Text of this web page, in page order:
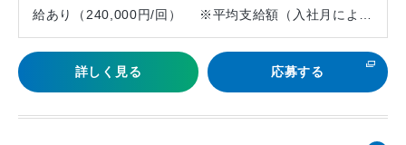
給あり（240,000円/回） ※平均支給額（入社月によ…
詳しく見る 応募する